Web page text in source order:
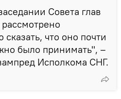
Совета глав
что оно почти
было принимать", –
Исполкома СНГ.